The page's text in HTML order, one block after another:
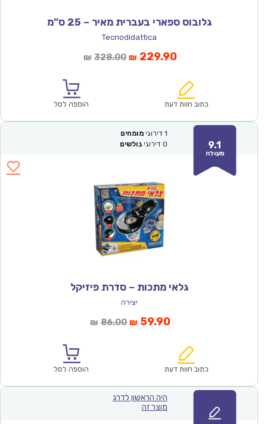
גלובוס ספארי בעברית מאיר – 25 ס”מ
Tecnodidattica
₪ 328.00המחיר
₪328.00.
₪ 229.90המחיר
הוא:
כתוב חוות דעת הוספה לסל
9.1
מעולה
1 דירוגי מומחים
0 דירוגי גולשים
גלאי מתכות – סדרת פיזיקל
יצירה
₪ 86.00המחיר
₪86.00.
₪ 59.90המחיר
הוא:
כתוב חוות דעת הוספה לסל
היה הראשון לדרג
מוצר זה